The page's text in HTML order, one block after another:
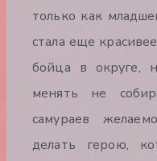
только как
стала еще
бойца в округе,
менять не
самураев
делать герою,